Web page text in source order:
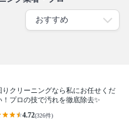
りクリーニングなら私にお任せくだ
！プロの技で汚れを徹底除去✨
4.72(326件)